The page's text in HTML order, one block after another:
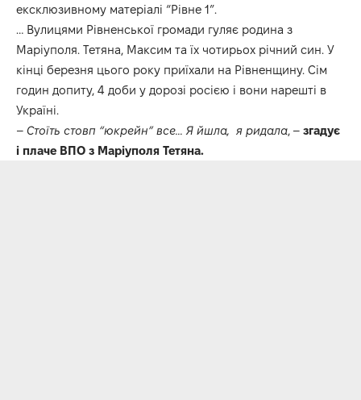
ексклюзивному матеріалі “Рівне 1”.
… Вулицями Рівненської громади гуляє родина з
Маріуполя. Тетяна, Максим та їх чотирьох річний син. У
кінці березня цього року приїхали на Рівненщину. Сім
годин допиту, 4 доби у дорозі росією і вони нарешті в
Україні.
– Стоїть стовп “юкрейн” все… Я йшла, я ридала, – згадує
і плаче ВПО з Маріуполя Тетяна.